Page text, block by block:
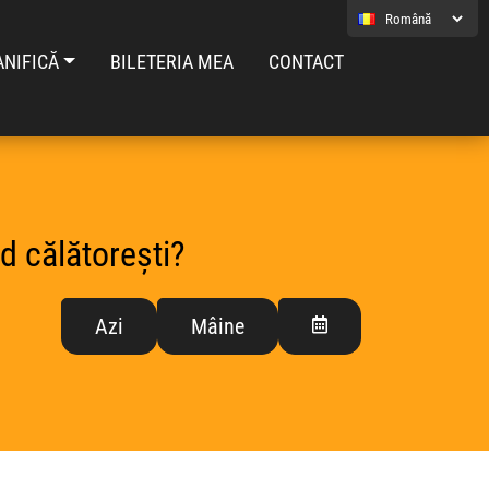
BILETERIA MEA CONTACT
călătorești?
Azi Mâine